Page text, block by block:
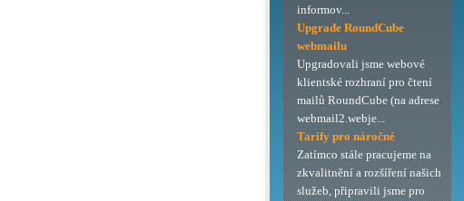
informov...
Upgrade RoundCube
webmailu
Upgradovali jsme webové
klientské rozhraní pro čtení
mailů RoundCube (na adrese
webmail2.webje...
Tarify pro náročné
Zatímco stále pracujeme na
zkvalitnění a rozšíření našich
služeb, připravili jsme pro